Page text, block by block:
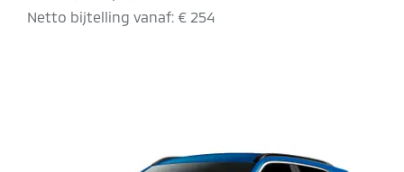
Netto bijtelling vanaf: € 254